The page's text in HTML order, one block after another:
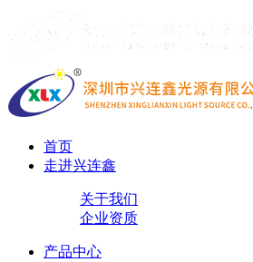
首页
走进兴连鑫
关于我们
企业资质
产品中心